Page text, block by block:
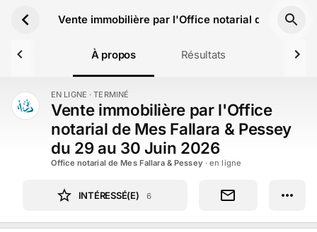
Vente immobilière par l'Office notarial de Mes
À propos Résultats
TERMINÉ EN LIGNE · TERMINÉ
Vente immobilière par l'Office
notarial de Mes Fallara & Pessey
du 29 au 30 Juin 2026
Office notarial de Mes Fallara & Pessey · en ligne
INTÉRESSÉ(E) 6